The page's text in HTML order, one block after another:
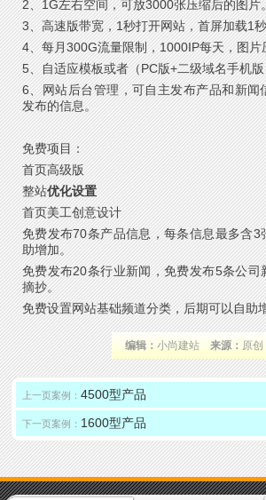
2、1G左右空间，可放3000张压缩后的图片
3、高速版带宽，1秒打开网站，首屏加载1
4、每月300G流量限制，1000IP每天，图片
5、自适应模板或者（PC版+二级域名手机
6、网站后台管理，可自主发布产品和新闻
发布的信息。
免费项目：
首页高级版
整站优化设置
首页美工创意设计
免费发布70条产品信息，每条信息最多含3
助增加。
免费发布20条行业新闻，免费发布5条公司
摘抄。
免费设置网站基础频道分类，后期可以自助
编辑： 小尚建站 来源： 原
上一页案例： 4500型产品
下一页案例： 1600型产品